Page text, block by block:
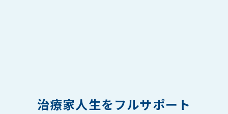
治療家人生をフルサポート